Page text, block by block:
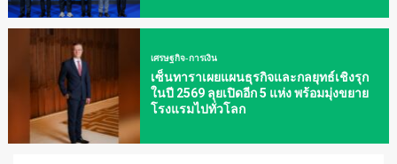
เศรษฐกิจ-การเงิน
เซ็นทาราเผยแผนธุรกิจและกลยุทธ์เชิงรุก
ในปี 2569 ลุยเปิดอีก 5 แห่ง พร้อมมุ่งขยาย
โรงแรมไปทั่วโลก